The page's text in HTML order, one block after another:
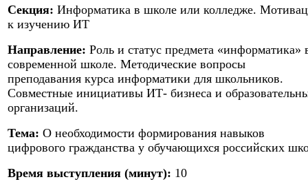
Секция: Информатика в школе или колледже.
к изучению ИТ
Направление: Роль и статус предмета «информатика»
современной школе. Методические вопросы
преподавания курса информатики для школьников.
Совместные инициативы ИТ- бизнеса и
организаций.
Тема: О необходимости формирования навыков
цифрового гражданства у обучающихся российских
Время выступления (минут): 10